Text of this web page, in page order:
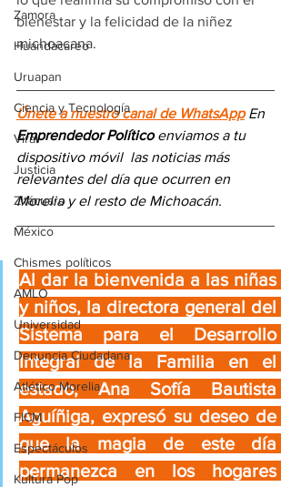
Zamora
Huandacareo
Uruapan
Ciencia y Tecnología
Viral
Justicia
Zitácuaro
México
Chismes políticos
AMLO
Universidad
Denuncia Ciudadana
Atlético Morelia
FICM
Espectáculos
Kultura Pop
bienestar y la felicidad de la niñez
michoacana.
Únete a nuestro canal de WhatsApp En
Emprendedor Político enviamos a tu
dispositivo móvil las noticias más
relevantes del día que ocurren en
Morelia y el resto de Michoacán.
Al dar la bienvenida a las niñas
y niños, la directora general del
Sistema para el Desarrollo
Integral de la Familia en el
estado, Ana Sofía Bautista
Aguíñiga, expresó su deseo de
que la magia de este día
permanezca en los hogares